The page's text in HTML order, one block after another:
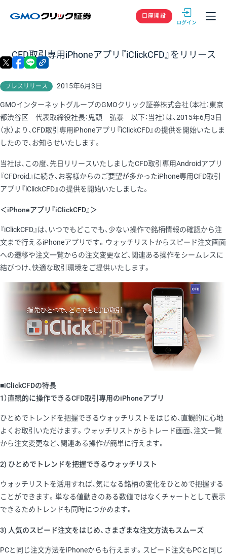
GMOクリック
口座開設
CFD取引専用iPhoneアプリ『iClickCFD』をリリース
プレスリリース 2015年6月3日
X facebook
GMOインターネットグループのGMOクリック証券株式会社（本社：東京
都渋谷区 代表取締役社長：鬼頭 弘泰 以下：当社）は、2015年6月3日
（水）より、CFD取引専用iPhoneアプリ『iClickCFD』の提供を開始いたしま
したので、お知らせいたします。
当社は、この度、先日リリースいたしましたCFD取引専用Androidアプリ
『CFDroid』に続き、お客様からのご要望が多かったiPhone専用CFD取引
アプリ『iClickCFD』の提供を開始いたしました。
＜iPhoneアプリ『iClickCFD』＞
『iClickCFD』は、いつでもどこでも、少ない操作で銘柄情報の確認から注
文まで行えるiPhoneアプリです。ウォッチリストからスピード注文画面
への遷移や注文一覧からの注文変更など、関連ある操作をシームレスに
結びつけ、快適な取引環境をご提供いたします。
■iClickCFDの特長
1）直観的に操作できるCFD取引専用のiPhoneアプリ
ひとめでトレンドを把握できるウォッチリストをはじめ、直観的に心地
よくお取引いただけます。ウォッチリストからトレード画面、注文一覧
から注文変更など、関連ある操作が簡単に行えます。
2) ひとめでトレンドを把握できるウォッチリスト
ウォッチリストを活用すれば、気になる銘柄の変化をひとめで把握する
ことができます。単なる値動きのある数値ではなくチャートとして表示
できるためトレンドも同時につかめます。
3) 人気のスピード注文をはじめ、さまざまな注文方法もスムーズ
PCと同じ注文方法をiPhoneからも行えます。スピード注文もPCと同じ